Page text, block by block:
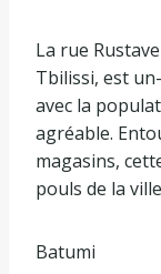
La rue
Tbilissi, est
avec la
agréable.
magasins,
pouls de la
Batumi